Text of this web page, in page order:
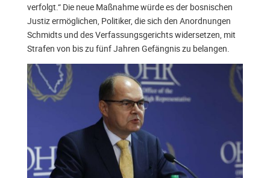
verfolgt.“ Die neue Maßnahme würde es der bosnischen
Justiz ermöglichen, Politiker, die sich den Anordnungen
Schmidts und des Verfassungsgerichts widersetzen, mit
Strafen von bis zu fünf Jahren Gefängnis zu belangen.